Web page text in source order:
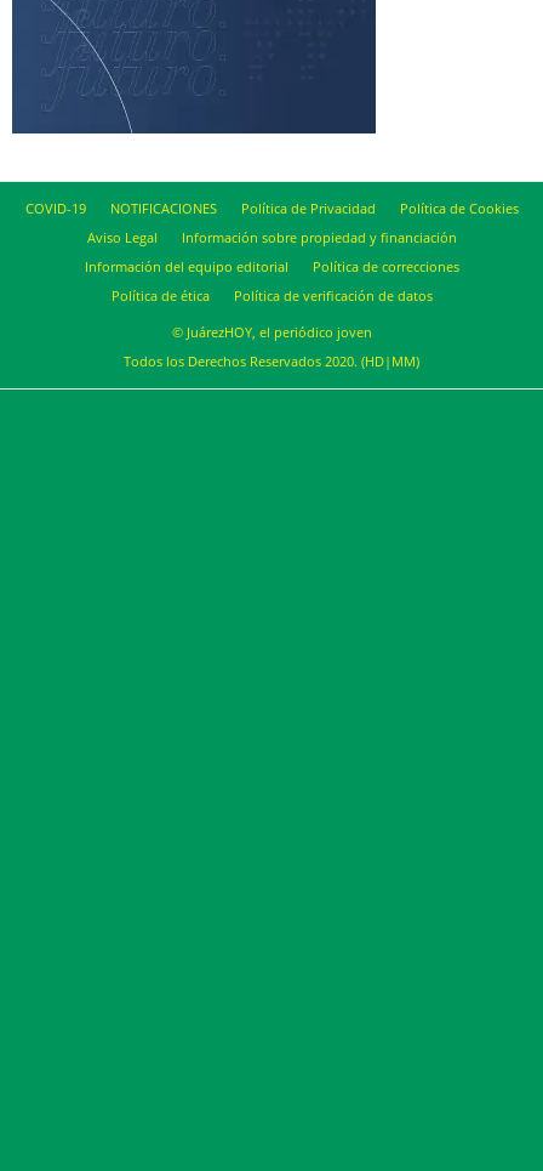
COVID-19 NOTIFICACIONES Política de Privacidad
Política de Cookies
Aviso Legal
Información sobre propiedad y financiación
Información del equipo editorial
Política de correcciones
Política de ética
Política de verificación de datos
© JuárezHOY, el periódico joven
Todos los Derechos Reservados 2020. (HD|MM)